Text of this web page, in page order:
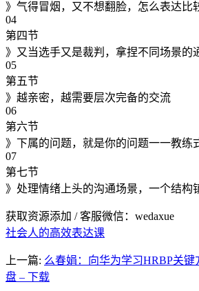
》气得冒烟，又不想翻脸，怎么表达比
04
第四节
》又当选手又是裁判，拿捏不同场景的
05
第五节
》越亲密，越需要层次完备的交流
06
第六节
》下属的问题，就是你的问题一一教练
07
第七节
》处理情绪上头的沟通场景，一个结构
获取资源添加 / 客服微信：wedaxue
社会人的高效表达课
上一篇: 么春娟：向华为学习HRBP关键
盘 – 下载